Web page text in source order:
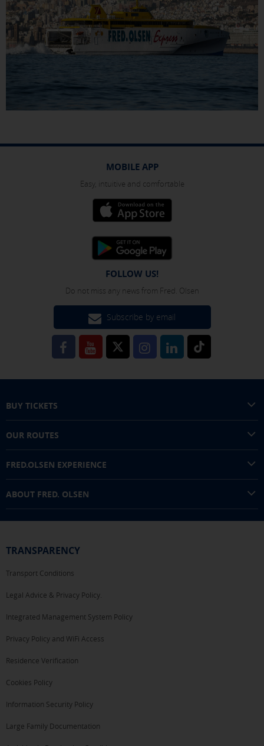
MOBILE APP
Easy, intuitive and comfortable
FOLLOW US!
Do not miss any news from Fred. Olsen
Subscribe by email
BUY TICKETS
OUR ROUTES
FRED.OLSEN EXPERIENCE
ABOUT FRED. OLSEN
TRANSPARENCY
Transport Conditions
Legal Advice & Privacy Policy.
Integrated Management System Policy
Privacy Policy and WiFi Access
Residence Verification
Cookies Policy
Information Security Policy
Large Family Documentation